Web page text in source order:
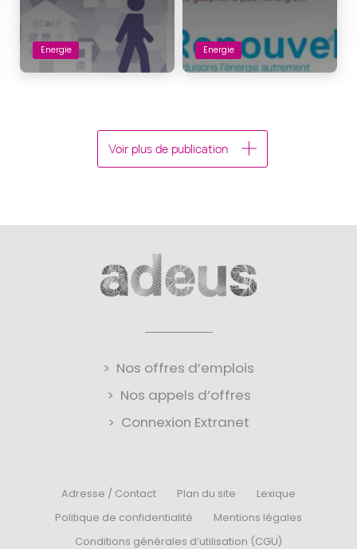
Energie Energie
Voir plus de publication
Nos offres d’emplois
Nos appels d’offres
Connexion Extranet
Adresse / Contact Plan du site
Lexique
Politique de confidentialité
Mentions légales
Conditions générales d’utilisation (CGU)